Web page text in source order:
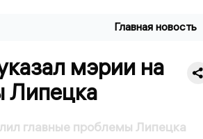
Главная новость
мэрии на
Липецка
главные проблемы Липецка